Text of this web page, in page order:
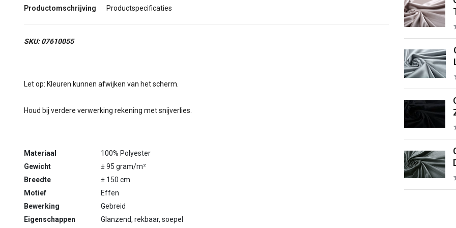
Productomschrijving Productspecificaties
SKU: 07610055
Let op: Kleuren kunnen afwijken van het scherm.
Houd bij verdere verwerking rekening met snijverlies.
Materiaal
100% Polyester
Gewicht
± 95 gram/m²
Breedte
± 150 cm
Motief
Effen
Bewerking
Gebreid
Eigenschappen
Glanzend, rekbaar, soepel